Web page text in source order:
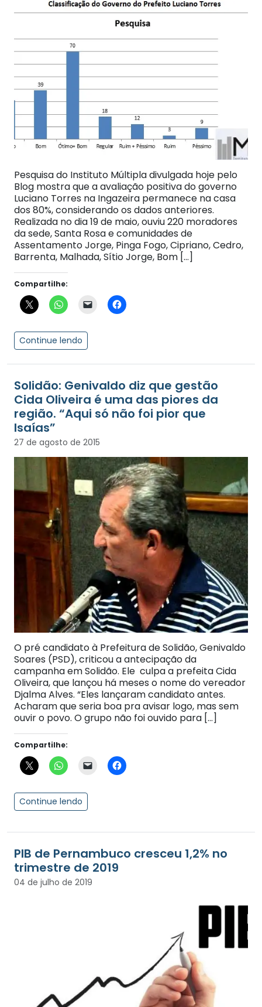
Pesquisa do Instituto Múltipla divulgada hoje pelo
Blog mostra que a avaliação positiva do governo
Luciano Torres na Ingazeira permanece na casa
dos 80%, considerando os dados anteriores.
Realizada no dia 19 de maio, ouviu 220 moradores
da sede, Santa Rosa e comunidades de
Assentamento Jorge, Pinga Fogo, Cipriano, Cedro,
Barrenta, Malhada, Sítio Jorge, Bom […]
Compartilhe:
Continue lendo
Solidão: Genivaldo diz que gestão
Cida Oliveira é uma das piores da
região. “Aqui só não foi pior que
Isaías”
27 de agosto de 2015
O pré candidato à Prefeitura de Solidão, Genivaldo
Soares (PSD), criticou a antecipação da
campanha em Solidão. Ele culpa a prefeita Cida
Oliveira, que lançou há meses o nome do vereador
Djalma Alves. “Eles lançaram candidato antes.
Acharam que seria boa pra avisar logo, mas sem
ouvir o povo. O grupo não foi ouvido para […]
Compartilhe:
Continue lendo
PIB de Pernambuco cresceu 1,2% no
trimestre de 2019
04 de julho de 2019